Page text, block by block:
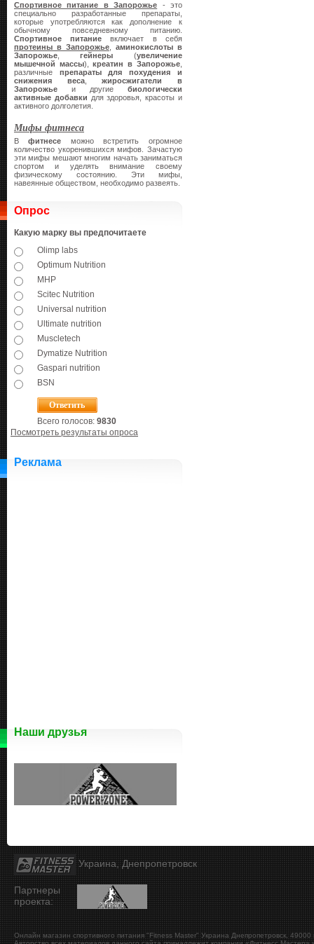
Спортивное питание в Запорожье - это
специально разработанные препараты,
которые употребляются как дополнение к
обычному повседневному питанию.
Спортивное питание включает в себя
протеины в Запорожье
аминокислоты в
Запорожье ,гейнеры (увеличение
мышечной массы),креатин в Запорожье
различные препараты для похудения и
снижения веса,жиросжигатели в
Запорожье и другие биологически
активные добавки для здоровья, красоты и
активного долголетия.
Мифы фитнеса
Вфитнесе можно встретить огромное
количество укоренившихся мифов. Зачастую
эти мифы мешают многим начать заниматься
спортом и уделять внимание своему
физическому состоянию. Эти мифы,
навеянные обществом, необходимо развеять.
Опрос
Какую марку вы предпочитаете
Olimp labs
Optimum Nutrition
MHP
Scitec Nutrition
Universal nutrition
Ultimate nutrition
Muscletech
Dymatize Nutrition
Gaspari nutrition
BSN
Всего голосов: 9830
Посмотреть результаты опроса
Реклама
Наши друзья
Украина, Днепропетровск
Партнеры
проекта:
Онлайн магазин спортивного питания "Fitness Master" Украина Днепропетровск 49000